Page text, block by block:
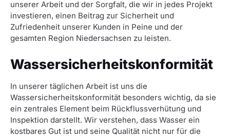
unserer Arbeit und der Sorgfalt, die wir in jedes Projekt
investieren, einen Beitrag zur Sicherheit und
Zufriedenheit unserer Kunden in Peine und der
gesamten Region Niedersachsen zu leisten.
Wassersicherheitskonformität
In unserer täglichen Arbeit ist uns die
Wassersicherheitskonformität besonders wichtig, da sie
ein zentrales Element beim Rückflussverhütung und
Inspektion darstellt. Wir verstehen, dass Wasser ein
kostbares Gut ist und seine Qualität nicht nur für die